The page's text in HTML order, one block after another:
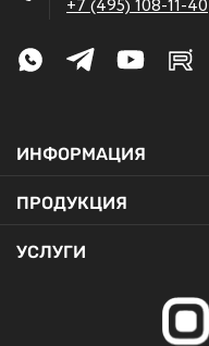
+7 (495) 108-11-40
ИНФОРМАЦИЯ
ПРОДУКЦИЯ
УСЛУГИ